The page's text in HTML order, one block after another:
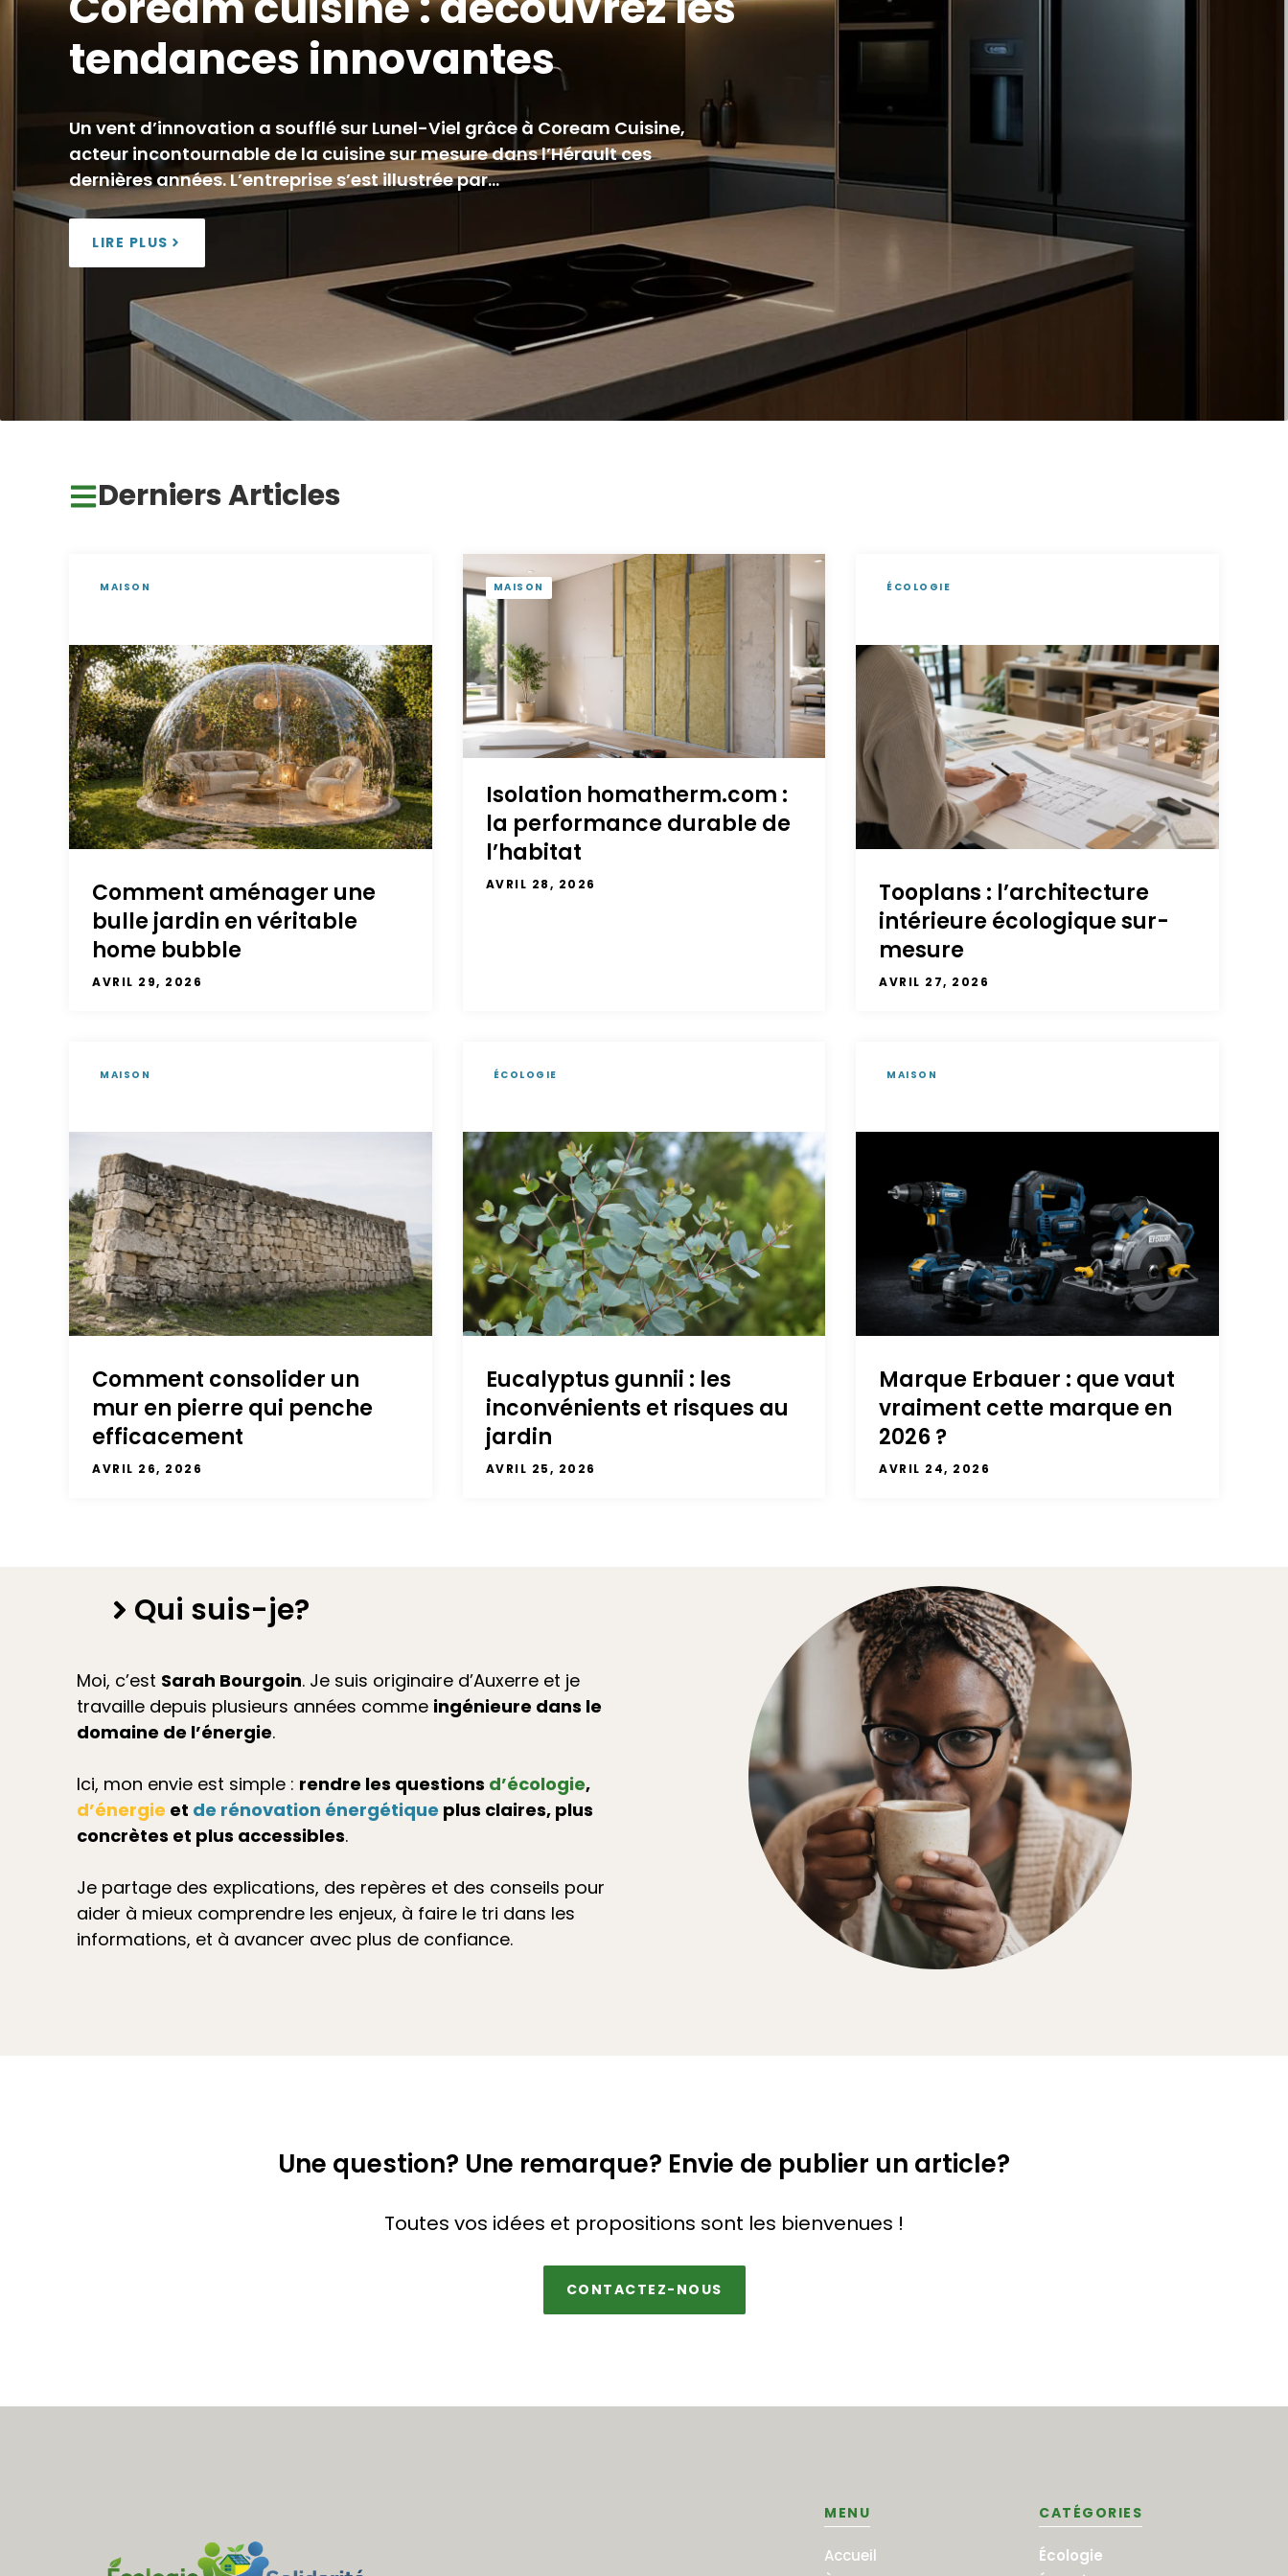
tendances innovantes
Un vent d’innovation a soufflé sur Lunel-Viel grâce à Coream Cuisine,
acteur incontournable de la cuisine sur mesure dans l’Hérault ces
dernières années. L’entreprise s’est illustrée par…
LIRE PLUS
Derniers Articles
MAISON
Comment aménager une
bulle jardin en véritable
home bubble
AVRIL 29, 2026
MAISON
Isolation homatherm.com :
la performance durable de
l’habitat
AVRIL 28, 2026
ÉCOLOGIE
Tooplans : l’architecture
intérieure écologique sur-
mesure
AVRIL 27, 2026
MAISON
Comment consolider un
mur en pierre qui penche
efficacement
AVRIL 26, 2026
ÉCOLOGIE
Eucalyptus gunnii : les
inconvénients et risques au
jardin
AVRIL 25, 2026
MAISON
Marque Erbauer : que vaut
vraiment cette marque en
2026 ?
AVRIL 24, 2026
Qui suis-je?
Moi, c’est Sarah Bourgoin. Je suis originaire d’Auxerre et je
travaille depuis plusieurs années comme ingénieure dans le
domaine de l’énergie.
Ici, mon envie est simple : rendre les questions d’écologie,
d’énergie et de rénovation énergétique plus claires, plus
concrètes et plus accessibles.
Je partage des explications, des repères et des conseils pour
aider à mieux comprendre les enjeux, à faire le tri dans les
informations, et à avancer avec plus de confiance.
Une question? Une remarque? Envie de publier un article?
Toutes vos idées et propositions sont les bienvenues !
CONTACTEZ-NOUS
MENU
Accueil
CATÉGORIES
Écologie